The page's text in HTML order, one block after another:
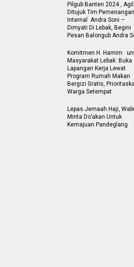
Pilgub Banten 2024 , Agil
Ditujuk Tim Pemenangan
Internal Andra Soni –
Dimyati Di Lebak, Begini
Pesan Balongub Andra
Komitmen H. Hamim
Masyarakat Lebak: Buka
Lapangan Kerja Lewat
Program Rumah Makan
Bergizi Gratis,
Warga Setempat
Lepas Jemaah Haji,
Minta Do’akan Untuk
Kemajuan Pandeglang